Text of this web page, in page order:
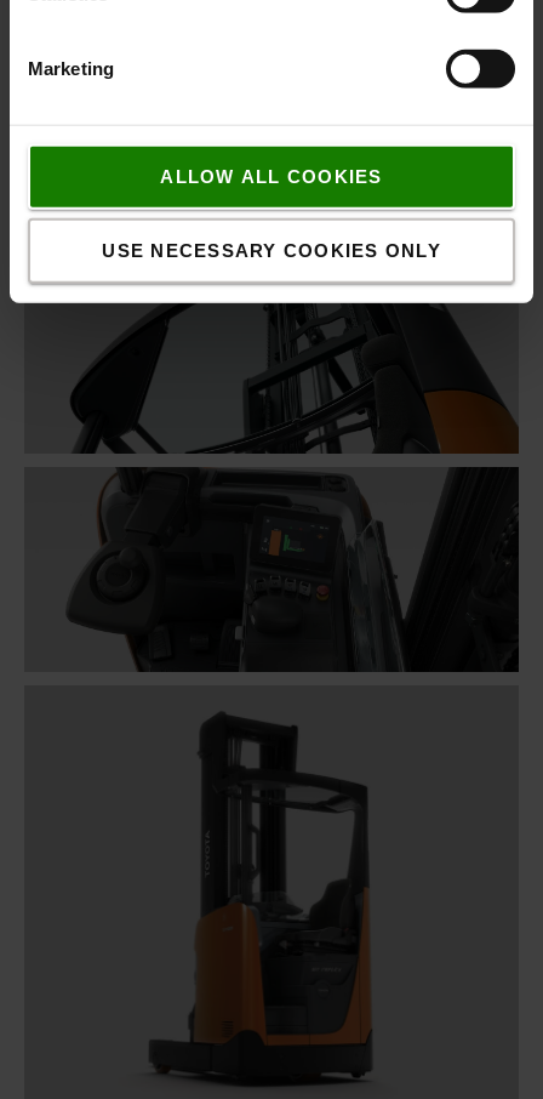
Marketing
ALLOW ALL COOKIES
USE NECESSARY COOKIES ONLY